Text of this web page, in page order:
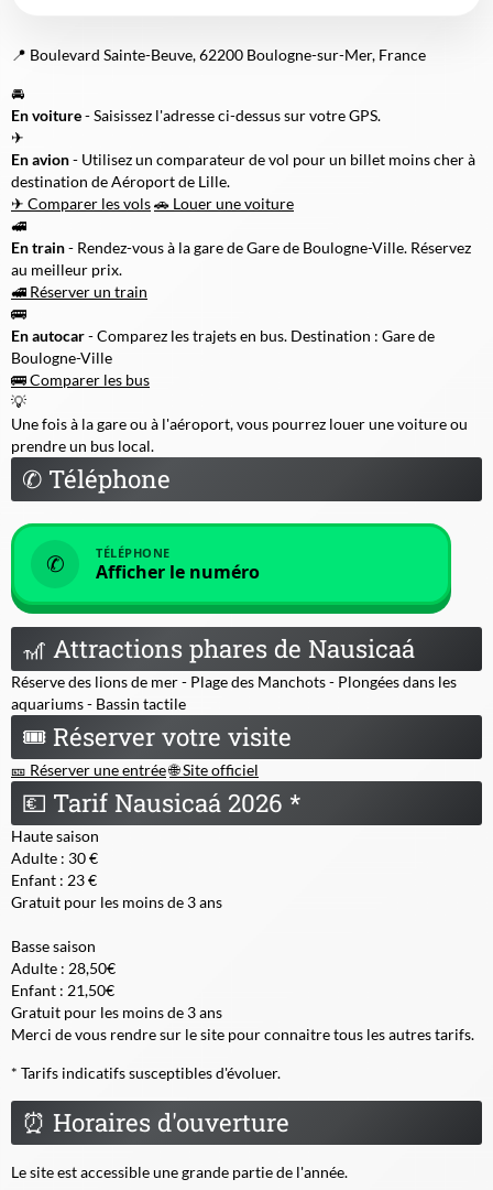
📍 Boulevard Sainte-Beuve, 62200 Boulogne-sur-Mer, France
🚘
En voiture- Saisissez l'adresse ci-dessus sur votre GPS.
✈
En avion- Utilisez un comparateur de vol pour un billet moins cher à
destination de Aéroport de Lille.
✈ Comparer les vols🚗 Louer une voiture
🚅
En train- Rendez-vous à la gare de Gare de Boulogne-Ville. Réservez
au meilleur prix.
🚅 Réserver un train
🚌
En autocar- Comparez les trajets en bus. Destination : Gare de
Boulogne-Ville
🚌 Comparer les bus
💡
Une fois à la gare ou à l'aéroport, vous pourrez louer une voiture ou
prendre un bus local.
✆ Téléphone
✆ TÉLÉPHONE
Afficher le numéro
🎢 Attractions phares de Nausicaá
Réserve des lions de mer - Plage des Manchots - Plongées dans les
aquariums - Bassin tactile
🎟 Réserver votre visite
🎫 Réserver une entrée🌐 Site officiel
💶 Tarif Nausicaá 2026 *
Haute saison
Adulte : 30 €
Enfant : 23 €
Gratuit pour les moins de 3 ans
Basse saison
Adulte : 28,50€
Enfant : 21,50€
Gratuit pour les moins de 3 ans
Merci de vous rendre sur le site pour connaitre tous les autres tarifs.
* Tarifs indicatifs susceptibles d'évoluer.
⏰ Horaires d'ouverture
Le site est accessible une grande partie de l'année.